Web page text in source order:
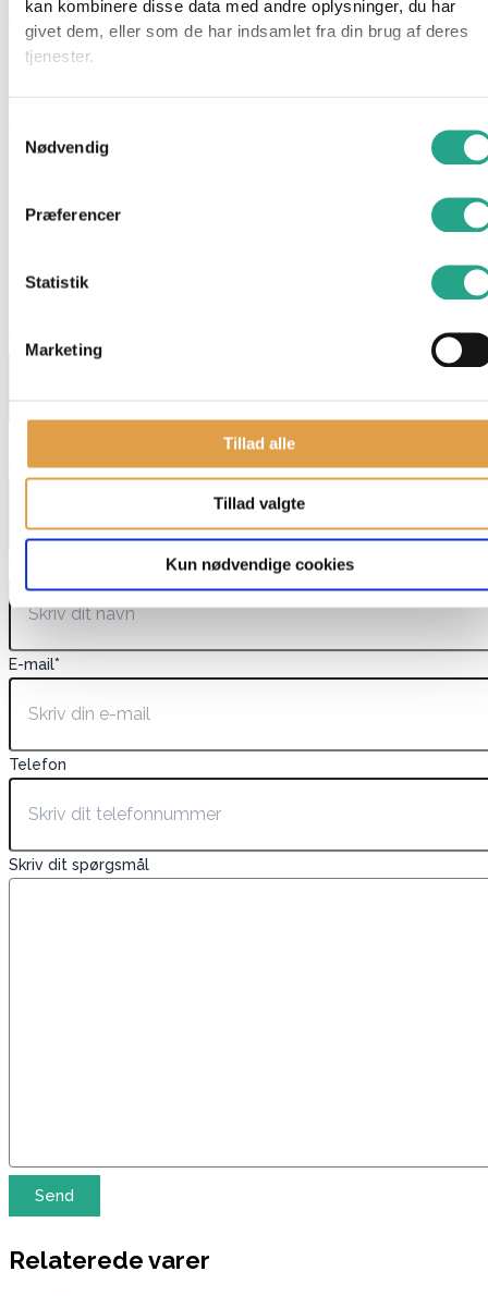
kan kombinere disse data med andre oplysninger, du har
givet dem, eller som de har indsamlet fra din brug af deres
tjenester.
Nødvendig
Præferencer
Statistik
Marketing
Tillad alle
Tillad valgte
Kun nødvendige cookies
forskellige figurer og størrelser, og de er et stort hit, især
blandt børn og samlere.
Mål: 19 cm
Har du spørgsmål til denne vare?
Dette felt er skjult, når du får vist formularen
EAN
E-mail*
Telefon
Skriv dit spørgsmål
Relaterede varer